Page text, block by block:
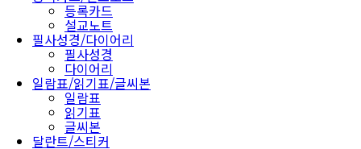
등록카드
설교노트
필사성경/다이어리
필사성경
다이어리
일람표/읽기표/글씨본
일람표
읽기표
글씨본
달란트/스티커